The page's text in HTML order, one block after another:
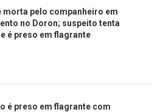
morta pelo companheiro em
no Doron; suspeito tenta
é preso em flagrante
é preso em flagrante com